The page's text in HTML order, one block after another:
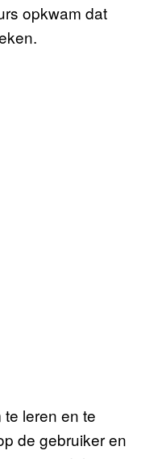
opkwam dat
leren en te
de gebruiker en